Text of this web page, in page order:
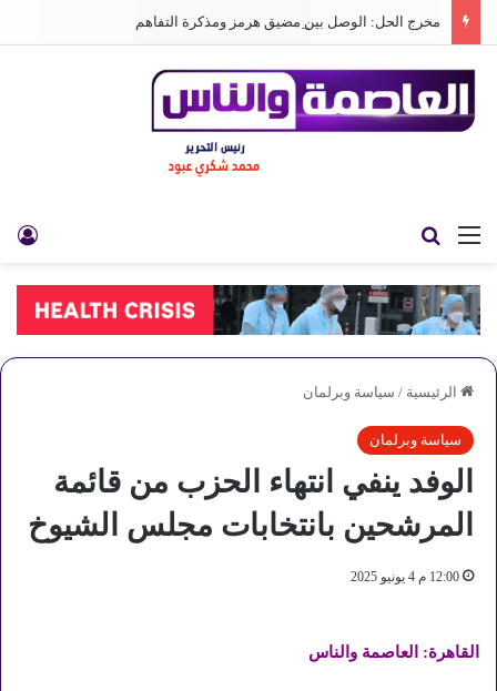
مخرج الحل: الوصل بين مضيق هرمز ومذكرة التفاهم
القائمة
الرئيسية / سياسة وبرلمان
سياسة وبرلمان
الوفد ينفي انتهاء الحزب من قائمة
المرشحين بانتخابات مجلس الشيوخ
12:00 م 4 يونيو 2025
القاهرة: العاصمة والناس